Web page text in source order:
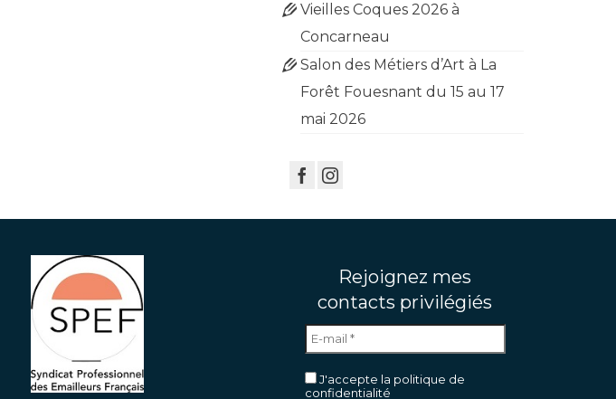
Vieilles Coques 2026 à
Concarneau
Salon des Métiers d’Art à La
Forêt Fouesnant du 15 au 17
mai 2026
Rejoignez mes
contacts privilégiés
J'accepte la politique de
confidentialité